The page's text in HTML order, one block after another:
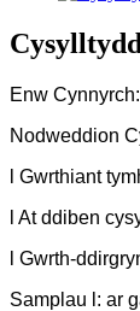
Enw
Nodweddion
l Gwrthiant
l At ddiben
l Gwrth-
Samplau l: ar